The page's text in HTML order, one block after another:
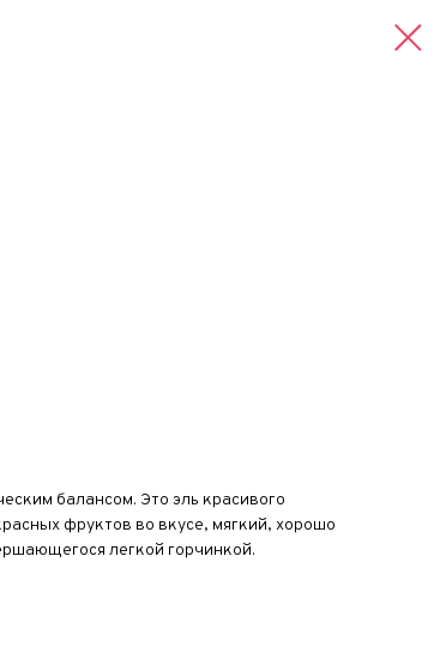
балансом. Это эль красивого
фруктов во вкусе, мягкий, хорошо
легкой горчинкой.